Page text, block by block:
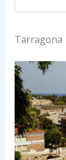
Tarragona